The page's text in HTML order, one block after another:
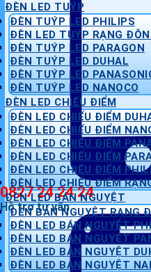
0827 24 24 24
Hỗ trợ tư vấn
ĐÈN LED TUÝP
ĐÈN TUÝP LED PHILIPS
ĐÈN LED TUÝP RẠNG
ĐÈN TUÝP LED PARAGON
ĐÈN TUÝP LED DUHAL
ĐÈN TUÝP LED
ĐÈN TUÝP LED NANOCO
ĐÈN LED CHIẾU ĐIỂM
ĐÈN LED CHIẾU ĐIỂM
ĐÈN LED CHIẾU ĐIỂM
ĐÈN LED CHIẾU ĐIỂM
ĐÈN LED CHIẾU ĐIỂM
ĐÈN LED CHIẾU ĐIỂM
ĐÈN LED CHIẾU ĐIỂM
ĐÈN LED BÁN NGUYỆT
ĐÈN BÁN NGUYỆT RẠNG
ĐÈN LED BÁN NGUYỆT
ĐÈN LED BÁN NGUYỆT
ĐÈN LED BÁN NGUYỆT
ĐÈN LED BÁN NGUYỆT